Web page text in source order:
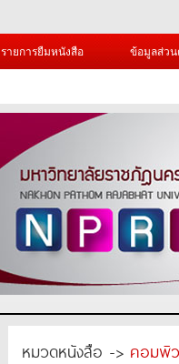
รายการยืมหนังสือ ข้อมูลส่ว
หมวดหนังสือ -> คอมพิ